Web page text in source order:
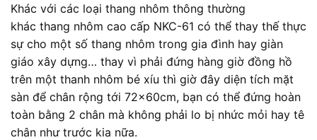
Khác với các loại thang nhôm thông thường
khác thang nhôm cao cấp NKC-61 có thể thay thế thực
sự cho một số thang nhôm trong gia đình hay giàn
giáo xây dựng… thay vì phải đứng hàng giờ đồng hồ
trên một thanh nhôm bé xíu thì giờ đây diện tích mặt
sàn để chân rộng tới 72x60cm, bạn có thể đứng hoàn
toàn bằng 2 chân mà không phải lo bị nhức mỏi hay tê
chân như trước kia nữa.